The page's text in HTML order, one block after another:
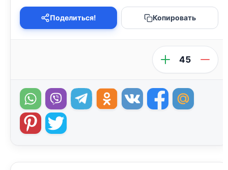
Поделиться! Копировать
45